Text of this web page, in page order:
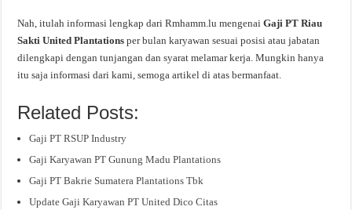
Nah, itulah informasi lengkap dari Rmhamm.lu mengenaiGaji PT Riau
Sakti United Plantationsper bulan karyawan sesuai posisi atau jabatan
dilengkapi dengan tunjangan dan syarat melamar kerja. Mungkin hanya
itu saja informasi dari kami, semoga artikel di atas bermanfaat.
Related Posts:
Gaji PT RSUP Industry
Gaji Karyawan PT Gunung Madu Plantations
Gaji PT Bakrie Sumatera Plantations Tbk
Update Gaji Karyawan PT United Dico Citas